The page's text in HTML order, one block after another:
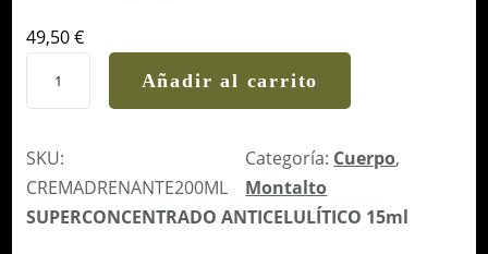
2
l
c
a
49,50€
M
A
C
Añadir al carrito
SKU:
CREMADRENANTE200ML
Categoría: Cuerpo
Montalto
SUPERCONCENTRADO ANTICELULÍTICO 15ml